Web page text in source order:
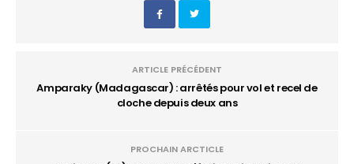
ARTICLE PRÉCÉDENT
Amparaky (Madagascar) : arrêtés pour vol et recel de
cloche depuis deux ans
PROCHAIN ARCTICLE